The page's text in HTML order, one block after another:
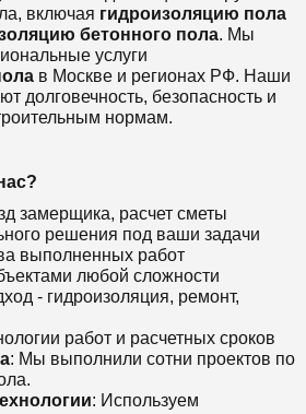
включая гидроизоляцию пола
бетонного пола. Мы
услуги
в Москве и регионах РФ. Наши
долговечность, безопасность и
нормам.
замерщика, расчет сметы
решения под ваши задачи
выполненных работ
любой сложности
- гидроизоляция, ремонт,
работ и расчетных сроков
: Мы выполнили сотни проектов по
: Используем